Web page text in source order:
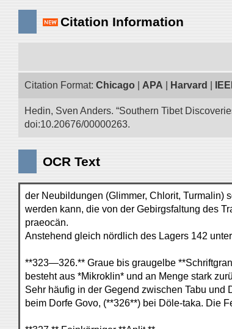
Citation Information
Citation Format: Chicago APA Harvard
Hedin, Sven Anders. “Southern Tibet
doi:10.20676/00000263.
OCR Text
der Neubildungen (Glimmer, Chlorit, Turmalin)
werden kann, die von der Gebirgsfaltung des
praeocän.
Anstehend gleich nördlich des Lagers 142
**323—326.** Graue bis graugelbe
besteht aus *Mikroklin* und an Menge stark
Sehr häufig in der Gegend zwischen Tabu und
beim Dorfe Govo, (**326**) bei Döle-taka. Die